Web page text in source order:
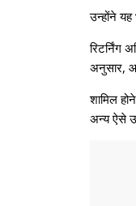
उन्होंने
रिटर्निंग
अनुसार,
शामिल
अन्य ऐसे